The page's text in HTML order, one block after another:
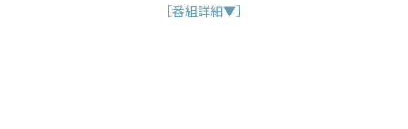
［番組詳細▼］